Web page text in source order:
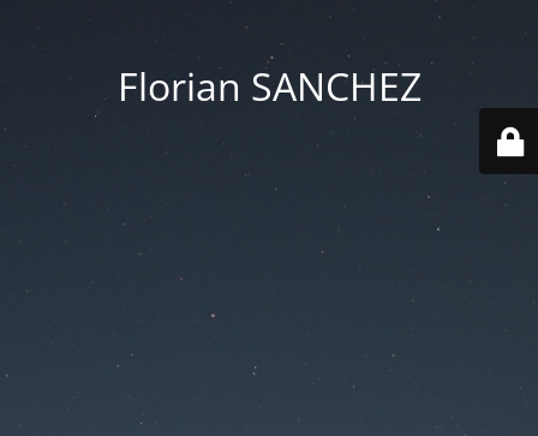
Florian SANCHEZ